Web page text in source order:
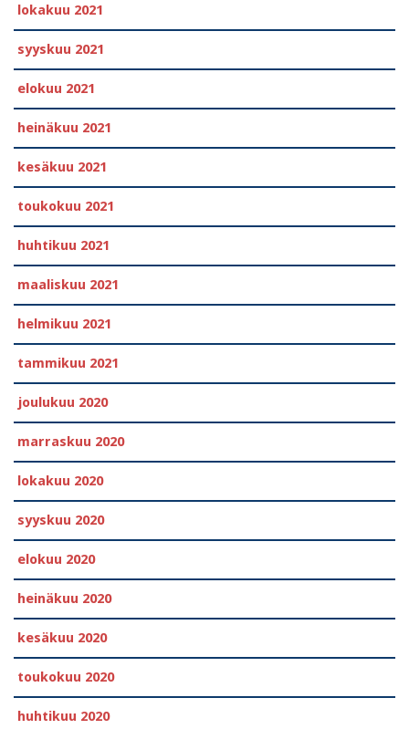
lokakuu 2021
syyskuu 2021
elokuu 2021
heinäkuu 2021
kesäkuu 2021
toukokuu 2021
huhtikuu 2021
maaliskuu 2021
helmikuu 2021
tammikuu 2021
joulukuu 2020
marraskuu 2020
lokakuu 2020
syyskuu 2020
elokuu 2020
heinäkuu 2020
kesäkuu 2020
toukokuu 2020
huhtikuu 2020